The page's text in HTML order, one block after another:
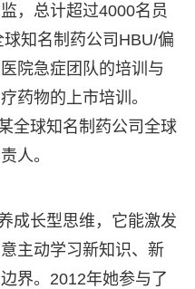
，总计超过4000名员
知名制药公司HBU/偏
院急症团队的培训与
药物的上市培训。
全球知名制药公司全球
人。
成长型思维，它能激发
主动学习新知识、新
界。2012年她参与了